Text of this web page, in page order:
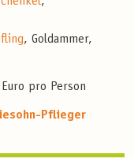
, Goldammer,
pro Person
Pflieger